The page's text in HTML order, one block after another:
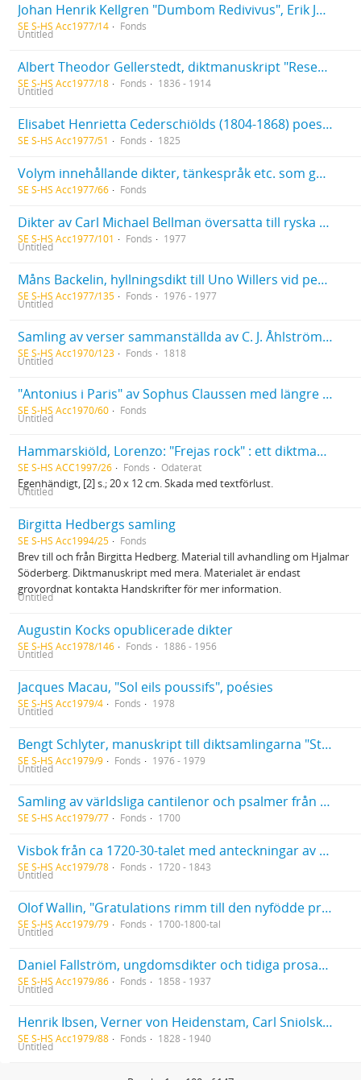
Johan Henrik Kellgren "Dumbom Redivivus", Erik Johan Stagnelius "Neckan" och Gustaf Fröding "A Poor Monk from Skara" i översättning till engelska av Keith Laycock
SE S-HS Acc1977/14 Fonds
Untitled
Albert Theodor Gellerstedt, diktmanuskript "Reseskizz" och "Till lite kvar" samt tryckta boken "Eftersommar. En skizzbok på vers"
SE S-HS Acc1977/18 Fonds 1836 - 1914
Untitled
Elisabet Henrietta Cederschiölds (1804-1868) poesialbum
SE S-HS Acc1977/51 Fonds 1825
Volym innehållande dikter, tänkespråk etc. som gått i släkterna Biengrääler, Schultze, Prinz och Hultstrand; Folkskollärarinnan i Skönberga församling, Östergötland, Amanda Karlssons (4/5 1867 - 9/12 1925) anteckningsböcker i pedagogik och metodik 1888-1889 samt tre uppsatser av densamma.
SE S-HS Acc1977/66 Fonds
Dikter av Carl Michael Bellman översatta till ryska av Ignatij Ivanovskij
SE S-HS Acc1977/101 Fonds 1977
Untitled
Måns Backelin, hyllningsdikt till Uno Willers vid personalfesten 4/11; brev till Backelin från Sara Lidman 4/9 1976; brev till Backelin från Cecilia Sidenbladh 12/10 1977
SE S-HS Acc1977/135 Fonds 1976 - 1977
Untitled
Samling av verser sammanställda av C. J. Åhlström 9/9 1818
SE S-HS Acc1970/123 Fonds 1818
Untitled
"Antonius i Paris" av Sophus Claussen med längre dedikation från författaren samt inskriven dikt av densamme
SE S-HS Acc1970/60 Fonds
Untitled
Hammarskiöld, Lorenzo: "Frejas rock" : ett diktmanuskript
SE S-HS ACC1997/26 Fonds Odaterat
Egenhändigt, [2] s.; 20 x 12 cm. Skada med textförlust.
Untitled
Birgitta Hedbergs samling
SE S-HS Acc1994/25 Fonds
Brev till och från Birgitta Hedberg. Material till avhandling om Hjalmar
Söderberg. Diktmanuskript med mera. Materialet är endast
grovordnat kontakta Handskrifter för mer information.
Untitled
Augustin Kocks opublicerade dikter
SE S-HS Acc1978/146 Fonds 1886 - 1956
Untitled
Jacques Macau, "Sol eils poussifs", poésies
SE S-HS Acc1979/4 Fonds 1978
Untitled
Bengt Schlyter, manuskript till diktsamlingarna "Strofer och stråk", "Inre Behovs Musik", "Harpstrings of the soul", "Vakat eller drömt" och "Skrifter i sanden"
SE S-HS Acc1979/9 Fonds 1976 - 1979
Untitled
Samling av världsliga cantilenor och psalmer från ca år 1700
SE S-HS Acc1979/77 Fonds 1700
Visbok från ca 1720-30-talet med anteckningar av George Stephens i september 1843. Äldre namnteckning av Pehr Gottlieb Torwest
SE S-HS Acc1979/78 Fonds 1720 - 1843
Untitled
Olof Wallin, "Gratulations rimm till den nyfödde provincial medicus doctoren herr Lars Fredric Gravander"
SE S-HS Acc1979/79 Fonds 1700-1800-tal
Untitled
Daniel Fallström, ungdomsdikter och tidiga prosaberättelser. 15 volymer och lägg.
SE S-HS Acc1979/86 Fonds 1858 - 1937
Untitled
Henrik Ibsen, Verner von Heidenstam, Carl Sniolsky, kopior av brev; Erik Axel Karlfeldt, kopior av dikten "Vårsång i höstlunden"
SE S-HS Acc1979/88 Fonds 1828 - 1940
Untitled